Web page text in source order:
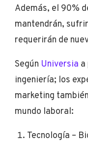
Además, el 90%
mantendrán,
requerirán de
Según Universia a
ingeniería; los
marketing
mundo laboral:
Tecnología –